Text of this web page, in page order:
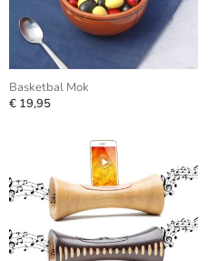
Basketbal Mok
€ 19,95